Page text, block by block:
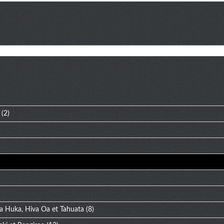
(2)
Huka, Hiva Oa et Tahuata (8)